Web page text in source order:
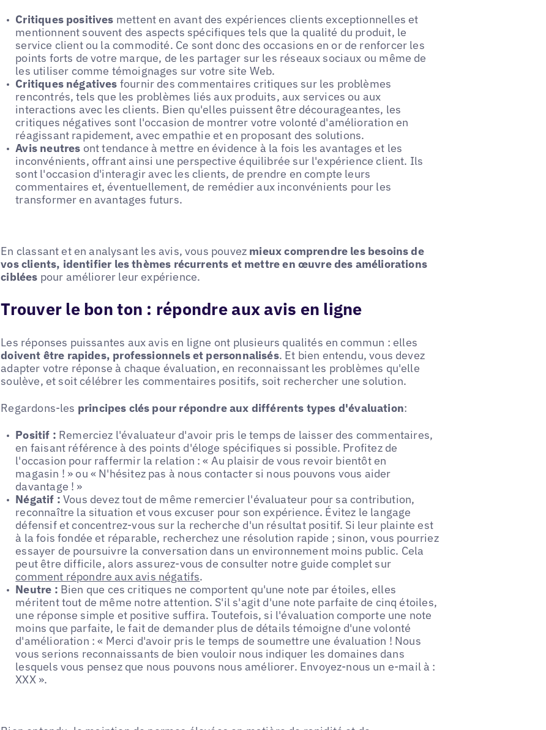
Critiques positives mettent en avant des expériences clients exceptionnelles et
mentionnent souvent des aspects spécifiques tels que la qualité du produit, le
service client ou la commodité. Ce sont donc des occasions en or de renforcer les
points forts de votre marque, de les partager sur les réseaux sociaux ou même de
les utiliser comme témoignages sur votre site Web.
Critiques négatives fournir des commentaires critiques sur les problèmes
rencontrés, tels que les problèmes liés aux produits, aux services ou aux
interactions avec les clients. Bien qu'elles puissent être décourageantes, les
critiques négatives sont l'occasion de montrer votre volonté d'amélioration en
réagissant rapidement, avec empathie et en proposant des solutions.
Avis neutres ont tendance à mettre en évidence à la fois les avantages et les
inconvénients, offrant ainsi une perspective équilibrée sur l'expérience client. Ils
sont l'occasion d'interagir avec les clients, de prendre en compte leurs
commentaires et, éventuellement, de remédier aux inconvénients pour les
transformer en avantages futurs.
En classant et en analysant les avis, vous pouvez mieux comprendre les besoins de
vos clients, identifier les thèmes récurrents et mettre en œuvre des améliorations
ciblées pour améliorer leur expérience.
Trouver le bon ton : répondre aux avis en ligne
Les réponses puissantes aux avis en ligne ont plusieurs qualités en commun : elles
doivent être rapides, professionnels et personnalisés. Et bien entendu, vous devez
adapter votre réponse à chaque évaluation, en reconnaissant les problèmes qu'elle
soulève, et soit célébrer les commentaires positifs, soit rechercher une solution.
Regardons-les principes clés pour répondre aux différents types d'évaluation:
Positif : Remerciez l'évaluateur d'avoir pris le temps de laisser des commentaires,
en faisant référence à des points d'éloge spécifiques si possible. Profitez de
l'occasion pour raffermir la relation : « Au plaisir de vous revoir bientôt en
magasin ! » ou « N'hésitez pas à nous contacter si nous pouvons vous aider
davantage ! »
Négatif :Vous devez tout de même remercier l'évaluateur pour sa contribution,
reconnaître la situation et vous excuser pour son expérience. Évitez le langage
défensif et concentrez-vous sur la recherche d'un résultat positif. Si leur plainte est
à la fois fondée et réparable, recherchez une résolution rapide ; sinon, vous pourriez
essayer de poursuivre la conversation dans un environnement moins public. Cela
peut être difficile, alors assurez-vous de consulter notre guide complet sur
comment répondre aux avis négatifs.
Neutre : Bien que ces critiques ne comportent qu'une note par étoiles, elles
méritent tout de même notre attention. S'il s'agit d'une note parfaite de cinq étoiles,
une réponse simple et positive suffira. Toutefois, si l'évaluation comporte une note
moins que parfaite, le fait de demander plus de détails témoigne d'une volonté
d'amélioration : « Merci d'avoir pris le temps de soumettre une évaluation ! Nous
vous serions reconnaissants de bien vouloir nous indiquer les domaines dans
lesquels vous pensez que nous pouvons nous améliorer. Envoyez-nous un e-mail à :
XXX ».